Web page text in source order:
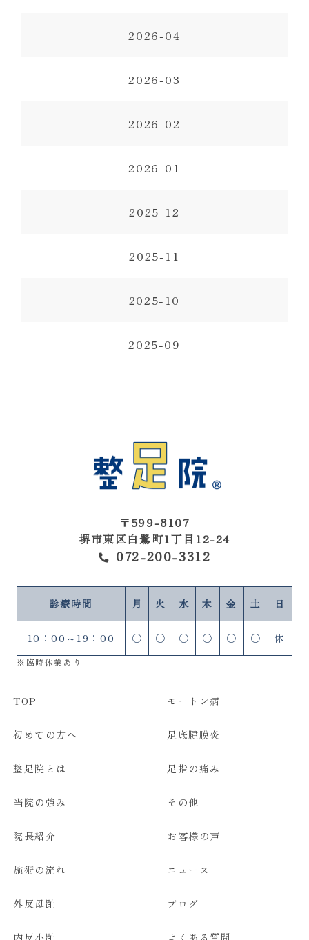
2026-04
2026-03
2026-02
2026-01
2025-12
2025-11
2025-10
2025-09
WEB予約
LINE予約
〒599-8107
堺市東区白鷺町1丁目12-24
072-200-3312
診療時間 月 火 水 木 金 土 日
10：00～19：00 ○ ○ ○ ○ ○ ○ 休
※臨時休業あり
TOP
初めての方へ
整足院とは
当院の強み
院長紹介
施術の流れ
外反母趾
モートン病
足底腱膜炎
足指の痛み
その他
お客様の声
ニュース
ブログ